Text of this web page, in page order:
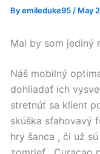
Byemileduke95 / May
Mal by som jediný
Náš mobilný
dohliadať ich
stretnúť sa klient
skúška sťahovavý
hry šanca , či už